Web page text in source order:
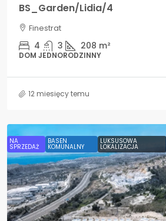
BS_Garden/Lidia/4
Finestrat
4 3 208 m²
DOM JEDNORODZINNY
12 miesięcy temu
NA
SPRZEDAŻ
BASEN
KOMUNALNY
LUKSUSOWA
LOKALIZACJA